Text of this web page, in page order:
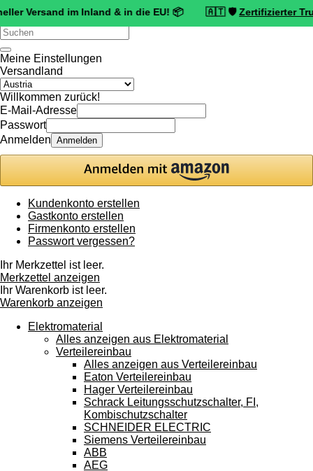
im Inland & in die EU! 📦 🇦🇹 🛡️ Zertifizierter Trusted
Verwende
die
oben
und
unten,
um
das
Ergebnis
auszuwählen.
Eingabetaste,
zum
ausgewählten
können
Touch-
und
Streichgesten
verwenden.
Meine Einstellungen
Versandland
Willkommen zurück!
E-Mail-Adresse
Passwort
Anmelden Anmelden
Kundenkonto erstellen
Gastkonto erstellen
Firmenkonto erstellen
Passwort vergessen?
Ihr Merkzettel ist leer.
Merkzettel anzeigen
Ihr Warenkorb ist leer.
Warenkorb anzeigen
Elektromaterial
Alles anzeigen aus Elektromaterial
Verteilereinbau
Alles anzeigen aus Verteilereinbau
Eaton Verteilereinbau
Hager Verteilereinbau
Schrack Leitungsschutzschalter, FI,
Kombischutzschalter
SCHNEIDER ELECTRIC
Siemens Verteilereinbau
ABB
AEG